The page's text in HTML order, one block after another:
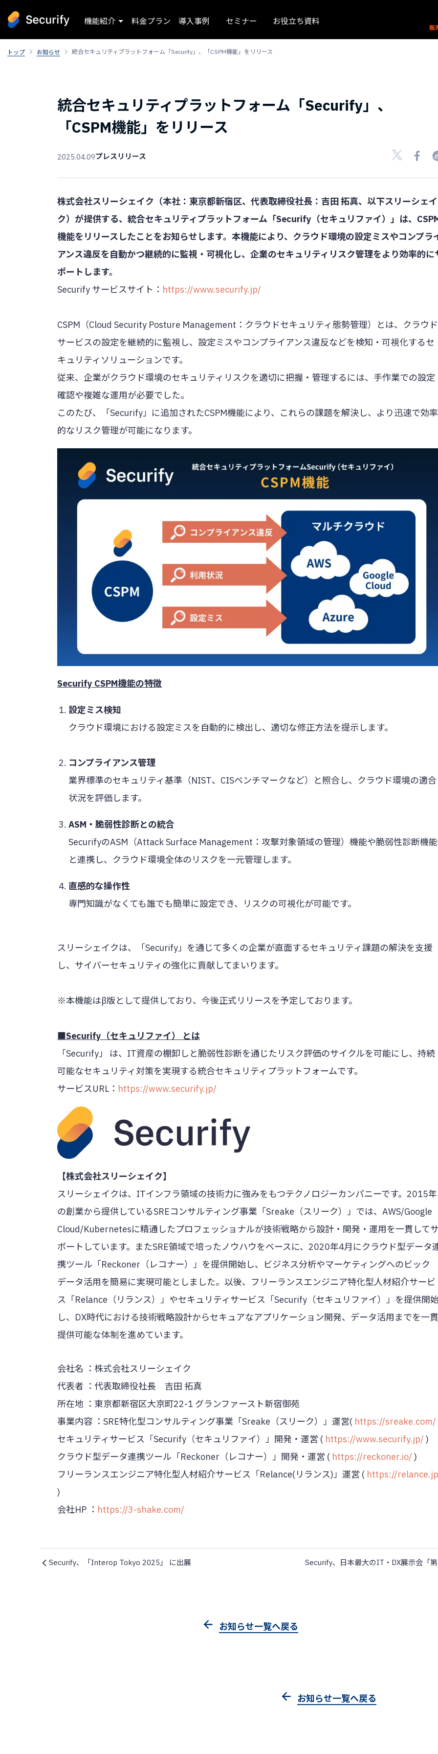
機能紹介 料金プラン 導入事例 セミナー お役立ち資料
トップ お知らせ 統合セキュリティプラットフォーム「Securify」、「CSPM機能」をリリース
統合セキュリティプラットフォーム「Securify」、
「CSPM機能」をリリース
2025.04.09プレスリリース
株式会社スリーシェイク（本社：東京都新宿区、代表取締役社長：吉田 拓真、以下スリーシェイ
ク）が提供する、統合セキュリティプラットフォーム「Securify（セキュリファイ）」は、
機能をリリースしたことをお知らせします。本機能により、クラウド環境の設定ミスやコンプラ
アンス違反を自動かつ継続的に監視・可視化し、企業のセキュリティリスク管理をより効率的に
ポートします。
Securify サービスサイト： https://www.securify.jp/
CSPM（Cloud Security Posture Management：クラウドセキュリティ態勢管理）とは、クラウド
サービスの設定を継続的に監視し、設定ミスやコンプライアンス違反などを検知・可視化するセ
キュリティソリューションです。
従来、企業がクラウド環境のセキュリティリスクを適切に把握・管理するには、手作業での設定
確認や複雑な運用が必要でした。
このたび、「Securify」に追加されたCSPM機能により、これらの課題を解決し、より迅速で効率
的なリスク管理が可能になります。
Securify CSPM機能の特徴
設定ミス検知
クラウド環境における設定ミスを自動的に検出し、適切な修正方法を提示します。
コンプライアンス管理
業界標準のセキュリティ基準（NIST、CISベンチマークなど）と照合し、クラウド環境の適合
状況を評価します。
ASM・脆弱性診断との統合
SecurifyのASM（Attack Surface Management：攻撃対象領域の管理）機能や脆弱性診断機能
と連携し、クラウド環境全体のリスクを一元管理します。
直感的な操作性
専門知識がなくても誰でも簡単に設定でき、リスクの可視化が可能です。
スリーシェイクは、「Securify」を通じて多くの企業が直面するセキュリティ課題の解決を支援
し、サイバーセキュリティの強化に貢献してまいります。
※本機能はβ版として提供しており、今後正式リリースを予定しております。
■Securify（セキュリファイ） とは
「Securify」 は、IT資産の棚卸しと脆弱性診断を通じたリスク評価のサイクルを可能にし、持続
可能なセキュリティ対策を実現する統合セキュリティプラットフォームです。
サービスURL： https://www.securify.jp/
【株式会社スリーシェイク】
スリーシェイクは、ITインフラ領域の技術力に強みをもつテクノロジーカンパニーです。2015年
の創業から提供しているSREコンサルティング事業「Sreake（スリーク）」では、AWS/Google
Cloud/Kubernetesに精通したプロフェッショナルが技術戦略から設計・開発・運用を一貫してサ
ポートしています。またSRE領域で培ったノウハウをベースに、2020年4月にクラウド型データ
携ツール「Reckoner（レコナー）」を提供開始し、ビジネス分析やマーケティングへのビック
データ活用を簡易に実現可能としました。以後、フリーランスエンジニア特化型人材紹介サービ
ス「Relance（リランス）」やセキュリティサービス「Securify（セキュリファイ）」を提供開
し、DX時代における技術戦略設計からセキュアなアプリケーション開発、データ活用までを一貫
提供可能な体制を進めています。
会社名 ：株式会社スリーシェイク
代表者 ：代表取締役社長 吉田 拓真
所在地 ：東京都新宿区大京町22-1 グランファースト新宿御苑
事業内容 ：SRE特化型コンサルティング事業「Sreake（スリーク）」運営( https://sreake.com/
セキュリティサービス「Securify（セキュリファイ）」開発・運営 ( https://www.securify.jp/ )
クラウド型データ連携ツール「Reckoner（レコナー）」開発・運営 ( https://reckoner.io/ )
フリーランスエンジニア特化型人材紹介サービス「Relance(リランス)」運営 ( https://
)
会社HP ： https://3-shake.com/
Securify、「Interop Tokyo 2025」 に出展
お知らせ一覧へ戻る
お知らせ一覧へ戻る